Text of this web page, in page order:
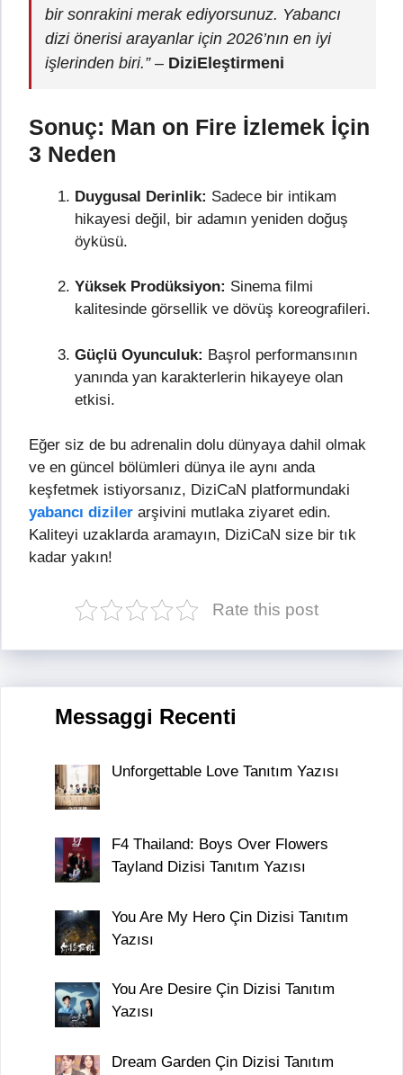
bir sonrakini merak ediyorsunuz. Yabancı
dizi önerisi arayanlar için 2026’nın en iyi
işlerinden biri.”– DiziEleştirmeni
Sonuç: Man on Fire İzlemek İçin
3 Neden
Duygusal Derinlik: Sadece bir intikam
hikayesi değil, bir adamın yeniden doğuş
öyküsü.
Yüksek Prodüksiyon: Sinema filmi
kalitesinde görsellik ve dövüş koreografileri.
Güçlü Oyunculuk: Başrol performansının
yanında yan karakterlerin hikayeye olan
etkisi.
Eğer siz de bu adrenalin dolu dünyaya dahil olmak
ve en güncel bölümleri dünya ile aynı anda
keşfetmek istiyorsanız, DiziCaN platformundaki
yabancı diziler arşivini mutlaka ziyaret edin.
Kaliteyi uzaklarda aramayın, DiziCaN size bir tık
kadar yakın!
Rate this post
Messaggi Recenti
Unforgettable Love Tanıtım Yazısı
F4 Thailand: Boys Over Flowers
Tayland Dizisi Tanıtım Yazısı
You Are My Hero Çin Dizisi Tanıtım
Yazısı
You Are Desire Çin Dizisi Tanıtım
Yazısı
Dream Garden Çin Dizisi Tanıtım